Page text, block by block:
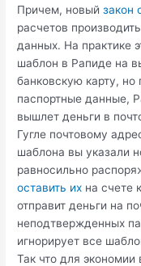
Причем, новыйзакон
расчетов
данных. На практике
шаблон в Рапиде на
банковскую карту, но
паспортные данные,
вышлет деньги в
Гугле почтовому
шаблона вы указали
равносильно
оставить их на счете
отправит деньги на
неподтвержденных
игнорирует все
Так что для